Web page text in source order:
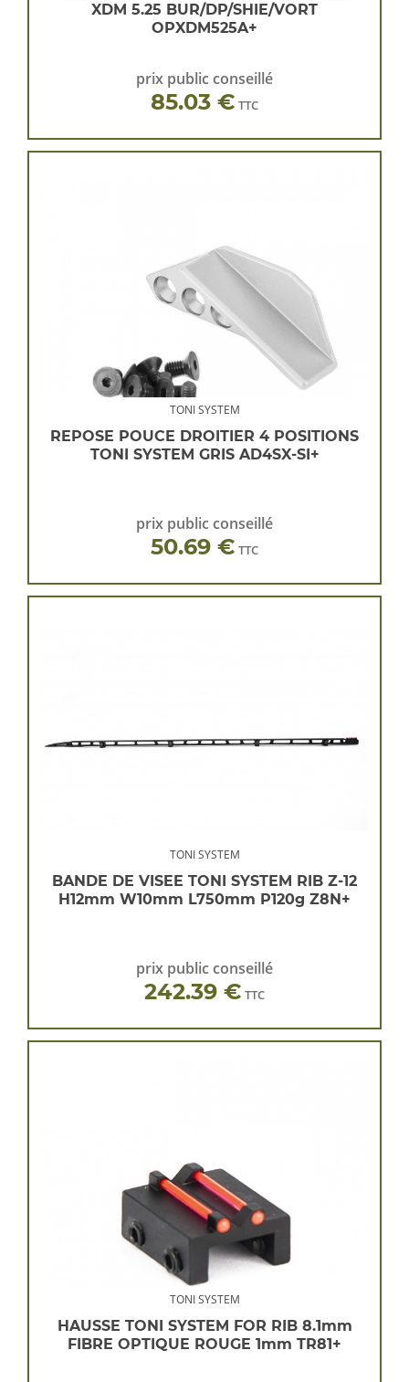
XDM 5.25 BUR/DP/SHIE/VORT
OPXDM525A+
prix public conseillé
85.03 € TTC
TONI SYSTEM
REPOSE POUCE DROITIER 4 POSITIONS
TONI SYSTEM GRIS AD4SX-SI+
prix public conseillé
50.69 € TTC
TONI SYSTEM
BANDE DE VISEE TONI SYSTEM RIB Z-12
H12mm W10mm L750mm P120g Z8N+
prix public conseillé
242.39 € TTC
TONI SYSTEM
HAUSSE TONI SYSTEM FOR RIB 8.1mm
FIBRE OPTIQUE ROUGE 1mm TR81+